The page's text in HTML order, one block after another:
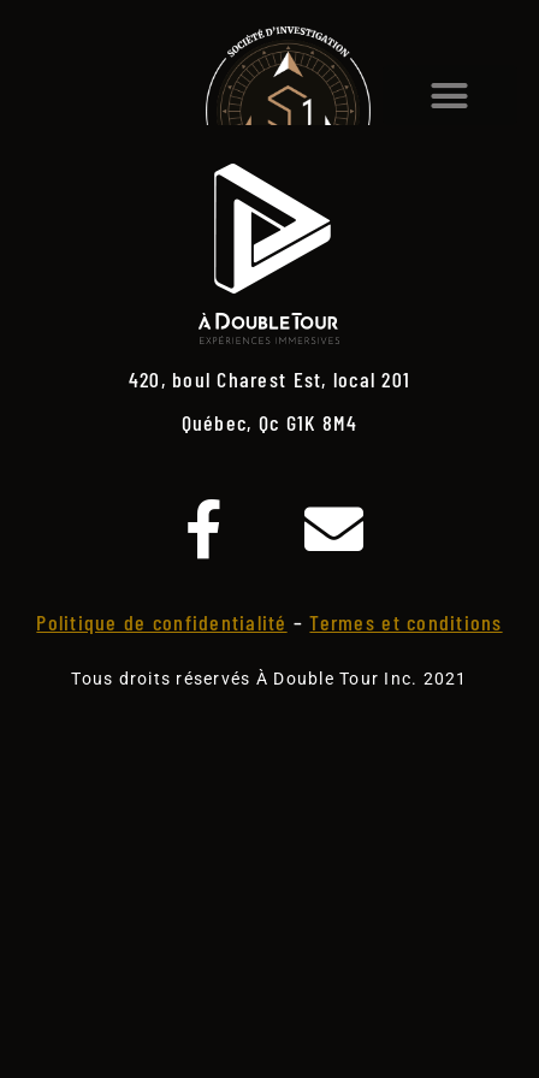
420, boul Charest Est, local 201
Québec, Qc G1K 8M4
Politique de confidentialité –Termes et conditions
Tous droits réservés À Double Tour Inc. 2021